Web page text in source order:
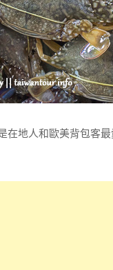
地人和歐美背包客